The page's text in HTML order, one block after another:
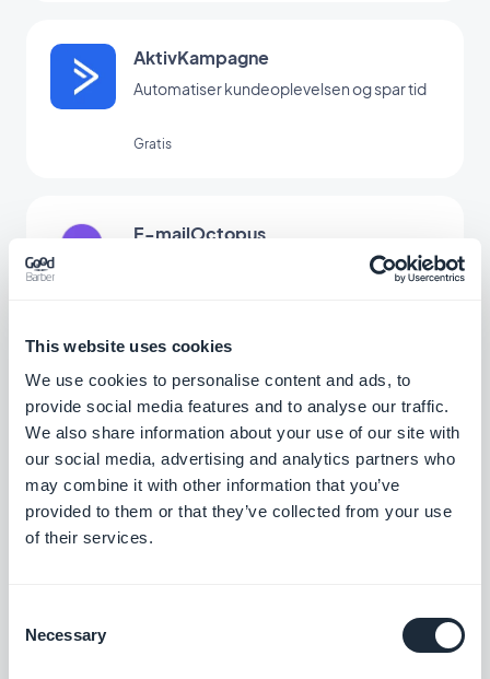
This website uses cookies
We use cookies to personalise content and ads, to
provide social media features and to analyse our traffic.
We also share information about your use of our site with
our social media, advertising and analytics partners who
may combine it with other information that you’ve
provided to them or that they’ve collected from your use
of their services.
Selection
Necessary
AktivKampagne
Automatiser kundeoplevelsen og spar tid
Gratis
E-mailOctopus
Administrer din e-mailmarkedsføring på en
Gmail
Forbind din GoodBarber-app med din
Gmail
Gratis